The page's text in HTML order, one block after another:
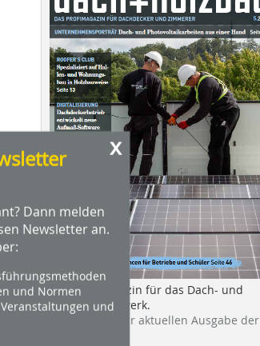
x
Dann melden
Newsletter an.
und Normen
und
Das Profimagazin für das Dach- und
Holzbauhandwerk.
Hier geht es zur aktuellen Ausgabe der